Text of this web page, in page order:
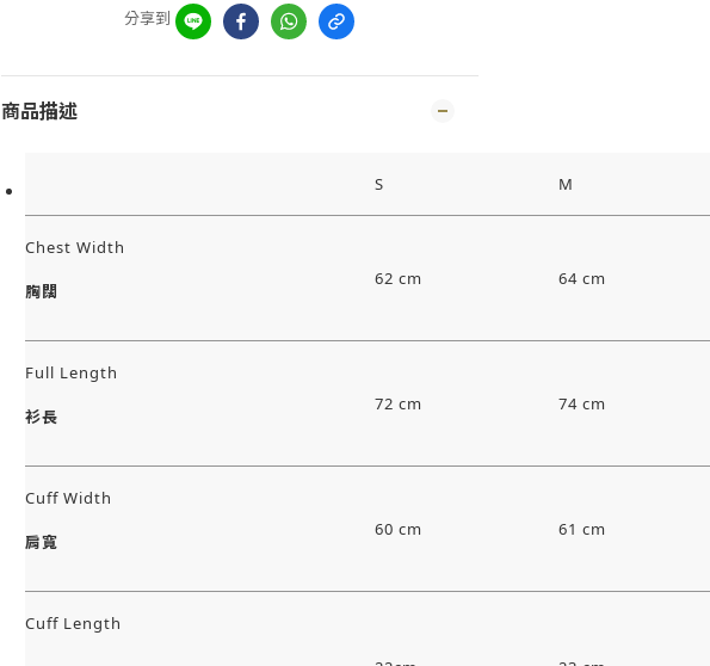
分享到
商品描述
S M
Chest Width
胸闊
62 cm 64 cm
Full Length
衫長
72 cm 74 cm
Cuff Width
肩寬
60 cm 61 cm
Cuff Length